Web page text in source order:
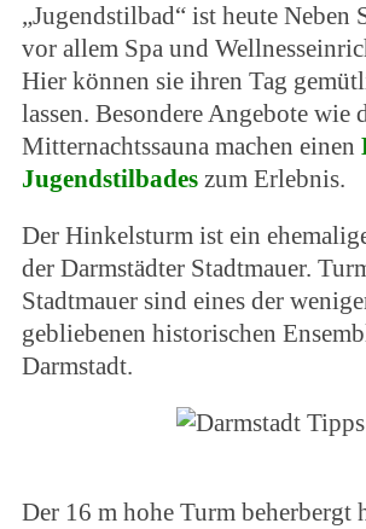
„Jugendstilbad“ ist heute Neben
vor allem Spa und
Hier können sie ihren Tag
lassen. Besondere Angebote wie
Mitternachtssauna machen einen
Jugendstilbadeszum Erlebnis.
Der Hinkelsturm ist ein
der Darmstädter Stadtmauer.
Stadtmauer sind eines der
gebliebenen historischen
Darmstadt.
Der 16 m hohe Turm beherbergt